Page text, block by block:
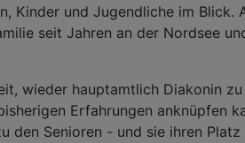
Kinder und Jugendliche im
seit Jahren an der Nordsee
wieder hauptamtlich Diakonin
Erfahrungen anknüpfen
Senioren - und sie ihren